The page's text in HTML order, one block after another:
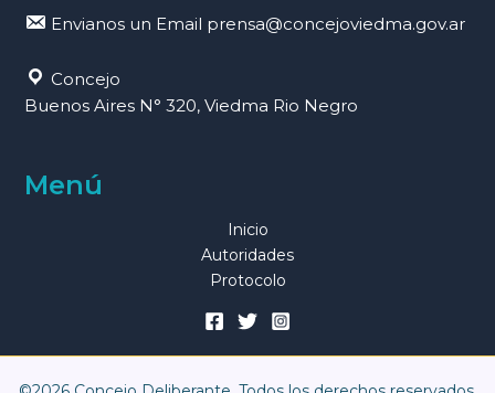
Envianos un Email prensa@concejoviedma.gov.ar
Concejo
Buenos Aires N° 320, Viedma Rio Negro
Menú
Inicio
Autoridades
Protocolo